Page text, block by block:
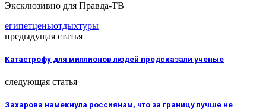
Эксклюзивно для Правда-ТВ
египетценыотдыхтуры
предыдущая статья
Катастрофу для миллионов людей предсказали ученые
следующая статья
Захарова намекнула россиянам, что за границу лучше не